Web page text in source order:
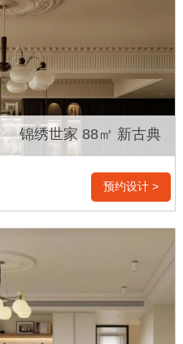
锦绣世家 88㎡ 新古典
预约设计 >